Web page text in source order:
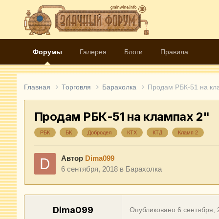
Форумы Галерея Блоги Правила
Главная Торговля Барахолка Продам РБК-51 на
Продам РБК-51 на клампах 2"
РБК БК Добродел КТХ КТД Кламп 2
Автор Dima099
6 сентября, 2018в Барахолка
Dima099 Опубликовано 6 сентября,